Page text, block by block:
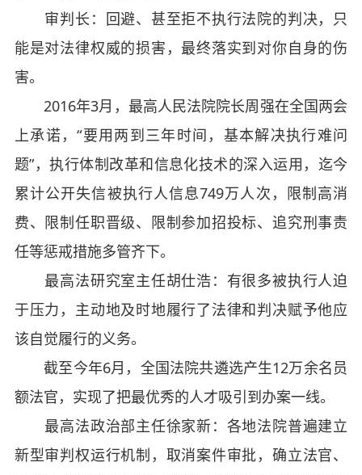
审判长：回避、甚至拒不执行法院的判决，只
能是对法律权威的损害，最终落实到对你自身的伤
害。
2016年3月，最高人民法院院长周强在全国两会
上承诺，“要用两到三年时间，基本解决执行难问
题”，执行体制改革和信息化技术的深入运用，迄今
累计公开失信被执行人信息749万人次，限制高消
费、限制任职晋级、限制参加招投标、追究刑事责
任等惩戒措施多管齐下。
最高法研究室主任胡仕浩：有很多被执行人迫
于压力，主动地及时地履行了法律和判决赋予他应
该自觉履行的义务。
截至今年6月，全国法院共遴选产生12万余名员
额法官，实现了把最优秀的人才吸引到办案一线。
最高法政治部主任徐家新：各地法院普遍建立
新型审判权运行机制，取消案件审批，确立法官、